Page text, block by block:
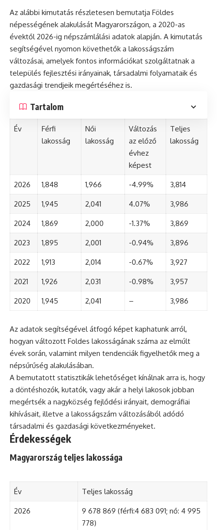
Az alábbi kimutatás részletesen bemutatja Földes
népességének alakulását Magyarországon, a 2020-as
évektől 2026-ig népszámlálási adatok alapján. A kimutatás
segítségével nyomon követhetők a lakosságszám
változásai, amelyek fontos információkat szolgáltatnak a
település fejlesztési irányainak, társadalmi folyamataik és
gazdasági trendjeik megértéséhez is.
Tartalom
Év
Férfi
lakosság
Női
lakosság
Változás
az előző
évhez
képest
Teljes
lakosság
2026 1,848 1,966 -4.99% 3,814
2025 1,945 2,041 4.07% 3,986
2024 1,869 2,000 -1.37% 3,869
2023 1,895 2,001 -0.94% 3,896
2022 1,913 2,014 -0.67% 3,927
2021 1,926 2,031 -0.98% 3,957
2020 1,945 2,041 – 3,986
Az adatok segítségével átfogó képet kaphatunk arról,
hogyan változott Foldes lakosságának száma az elmúlt
évek során, valamint milyen tendenciák figyelhetők meg a
népsűrűség alakulásában.
A bemutatott statisztikák lehetőséget kínálnak arra is, hogy
a döntéshozók, kutatók, vagy akár a helyi lakosok jobban
megértsék a nagyközség fejlődési irányait, demográfiai
kihívásait, illetve a lakosságszám változásából adódó
társadalmi és gazdasági következményeket.
Érdekességek
Magyarország teljes lakossága
Év Teljes lakosság
2026
9 678 869 (férfi:4 683 091; nő: 4 995
778)